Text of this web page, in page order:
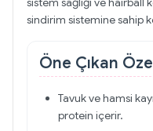
sindirim sistemine sahip
Öne Çıkan
Tavuk ve hamsi
protein içerir.